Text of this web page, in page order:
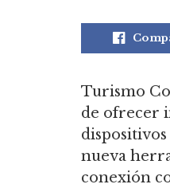
Turismo
de ofrecer
nueva
conexión